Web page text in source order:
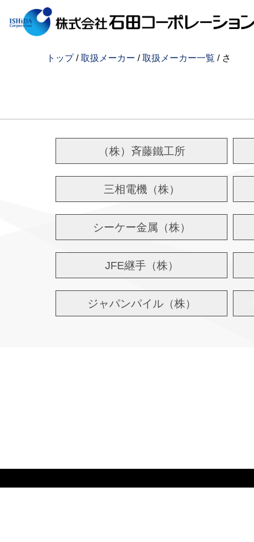
このページの本文へ
現
トップ/ 取扱メーカー / 取扱メーカー一覧 / さ
（株）斉藤鐵工所
三相電機（株）
シーケー金属（株）
JFE継手（株）
ジャパンパイル（株）